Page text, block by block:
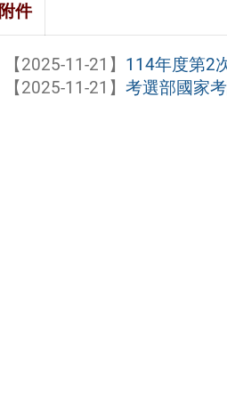
件
【2025-11-21】 114年度第2
【2025-11-21】考選部國家